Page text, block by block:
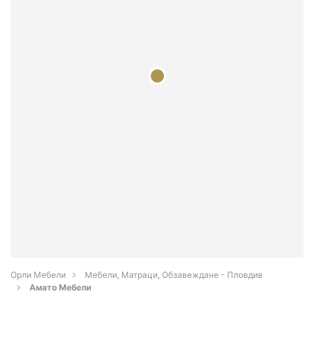
Орли Мебели
Мебели, Матраци, Обзавеждане - Пловдив
Амато Мебели